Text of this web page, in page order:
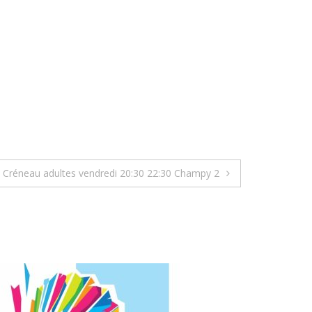
Créneau adultes vendredi 20:30 22:30 Champy 2